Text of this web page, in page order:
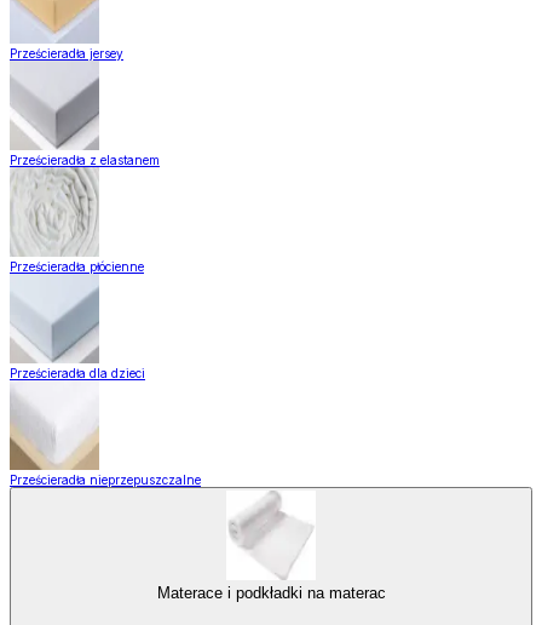
Prześcieradła jersey
Prześcieradła z elastanem
Prześcieradła płócienne
Prześcieradła dla dzieci
Prześcieradła nieprzepuszczalne
Materace i podkładki na materac